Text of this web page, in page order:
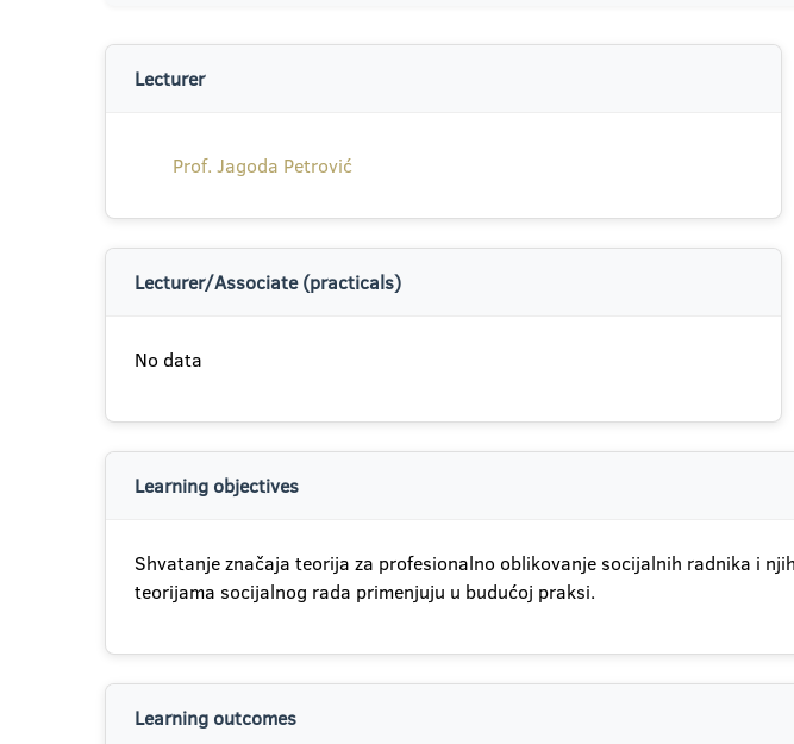
Lecturer
Prof. Jagoda Petrović
Lecturer/Associate (practicals)
No data
Learning objectives
Shvatanje značaja teorija za profesionalno oblikovanje socijalnih radnika i
teorijama socijalnog rada primenjuju u budućoj praksi.
Learning outcomes